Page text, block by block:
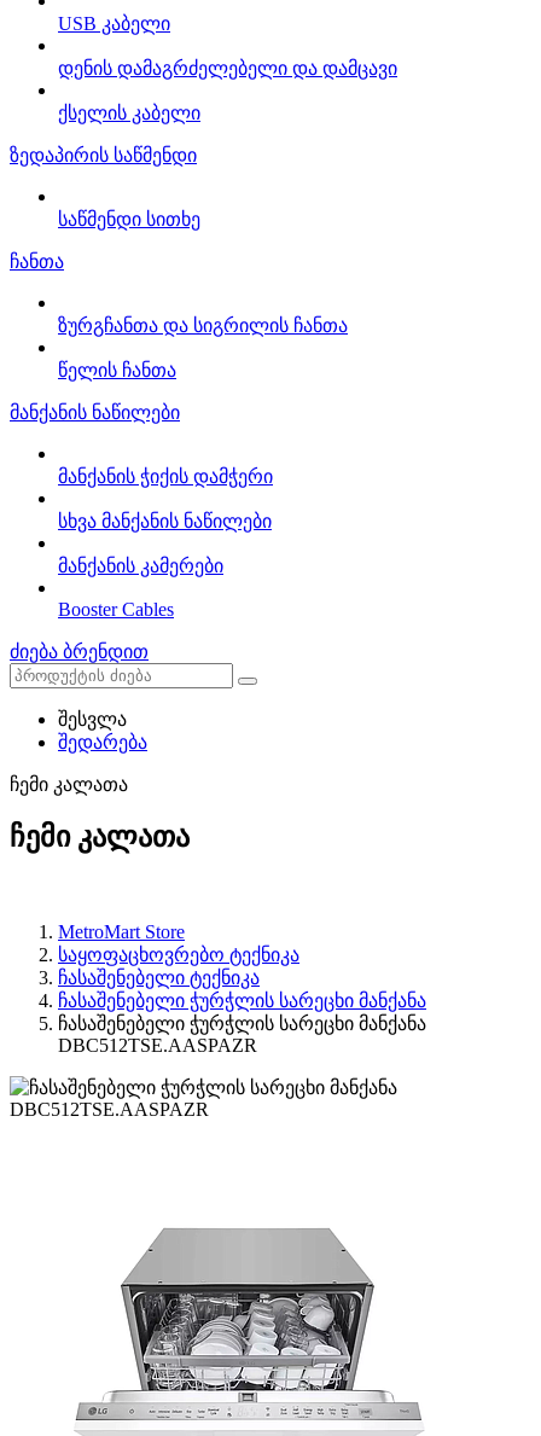
USB კაბელი
დენის დამაგრძელებელი და დამცავი
ქსელის კაბელი
ზედაპირის საწმენდი
საწმენდი სითხე
ჩანთა
ზურგჩანთა და სიგრილის ჩანთა
წელის ჩანთა
მანქანის ნაწილები
მანქანის ჭიქის დამჭერი
სხვა მანქანის ნაწილები
მანქანის კამერები
Booster Cables
ძიება ბრენდით
შესვლა
შედარება
ჩემი კალათა
ჩემი კალათა
MetroMart Store
საყოფაცხოვრებო ტექნიკა
ჩასაშენებელი ტექნიკა
ჩასაშენებელი ჭურჭლის სარეცხი მანქანა
ჩასაშენებელი ჭურჭლის სარეცხი მანქანა
DBC512TSE.AASPAZR